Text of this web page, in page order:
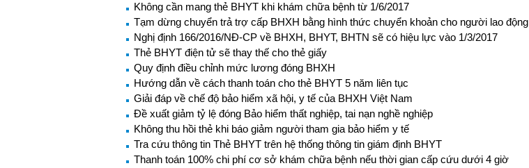
Không cần mang thẻ BHYT khi khám chữa bệnh từ 1/6/2017
Tạm dừng chuyển trả trợ cấp BHXH bằng hình thức chuyển khoản cho người lao động
Nghị định 166/2016/NĐ-CP về BHXH, BHYT, BHTN sẽ có hiệu lực vào 1/3/2017
Thẻ BHYT điện tử sẽ thay thế cho thẻ giấy
Quy định điều chỉnh mức lương đóng BHXH
Hướng dẫn về cách thanh toán cho thẻ BHYT 5 năm liên tục
Giải đáp về chế độ bảo hiểm xã hội, y tế của BHXH Việt Nam
Đề xuất giảm tỷ lệ đóng Bảo hiểm thất nghiệp, tai nạn nghề nghiệp
Không thu hồi thẻ khi báo giảm người tham gia bảo hiểm y tế
Tra cứu thông tin Thẻ BHYT trên hệ thống thông tin giám định BHYT
Thanh toán 100% chi phí cơ sở khám chữa bệnh nếu thời gian cấp cứu dưới 4 giờ